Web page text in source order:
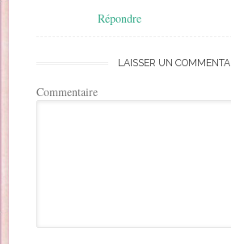
Répondre
LAISSER UN
Commentaire